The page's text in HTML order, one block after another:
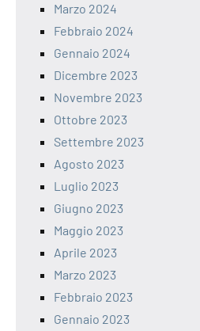
Marzo 2024
Febbraio 2024
Gennaio 2024
Dicembre 2023
Novembre 2023
Ottobre 2023
Settembre 2023
Agosto 2023
Luglio 2023
Giugno 2023
Maggio 2023
Aprile 2023
Marzo 2023
Febbraio 2023
Gennaio 2023